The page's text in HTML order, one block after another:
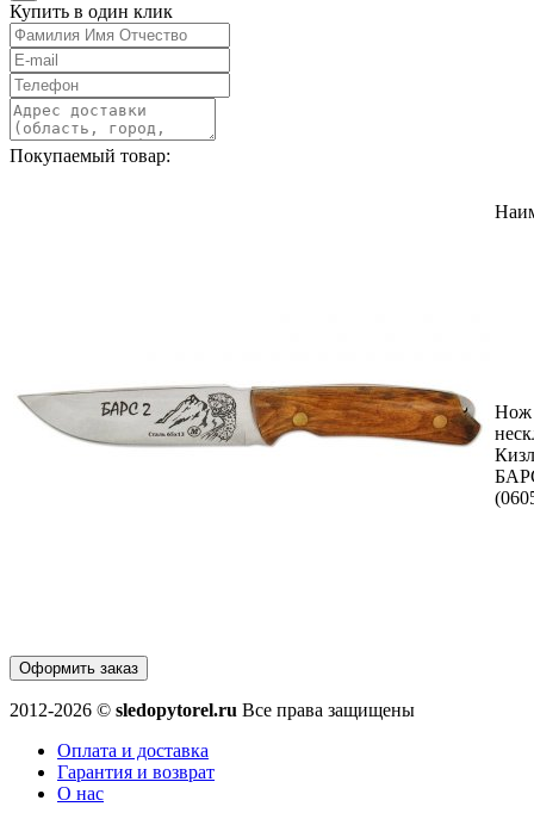
Купить в один клик
Покупаемый товар:
Нож
Оформить заказ
2012-2026 © sledopytorel.ru Все права защищены
Оплата и доставка
Гарантия и возврат
О нас